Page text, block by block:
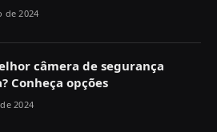
de 2024
câmera de segurança
Conheça opções
2024